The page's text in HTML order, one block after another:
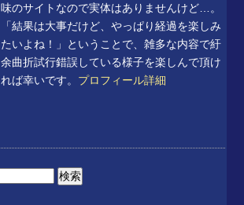
味のサイトなので実体はありませんけど…。
「結果は大事だけど、やっぱり経過を楽しみ
たいよね！」ということで、雑多な内容で紆
余曲折試行錯誤している様子を楽しんで頂け
れば幸いです。 プロフィール詳細